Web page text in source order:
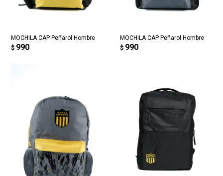
MOCHILA CAP Peñarol Hombre
$ 990
MOCHILA CAP Peñarol Hombre
$ 990